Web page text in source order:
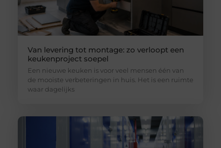
Van levering tot montage: zo verloopt een
keukenproject soepel
Een nieuwe keuken is voor veel mensen één van
de mooiste verbeteringen in huis. Het is een ruimte
waar dagelijks